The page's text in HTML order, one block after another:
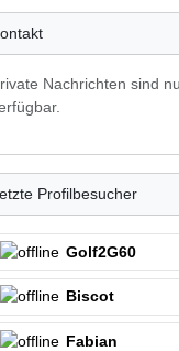
Nachrichten sind
Profilbesucher
Golf2G60
Biscot
Fabian